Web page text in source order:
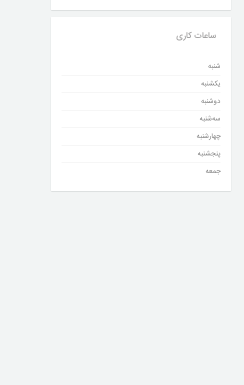
ساعات کاری
شنبه
یکشنبه
دوشنبه
سه‌شنبه
چهارشنبه
پنجشنبه
جمعه